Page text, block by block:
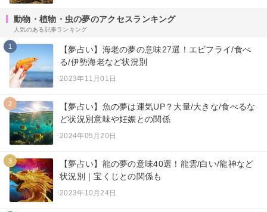
動物・植物・虫の夢のアクセスランキング
人気のある記事ランキング
1
【夢占い】海老の夢の意味27選！エビフライ/食べ
る/伊勢海老など状況別
2023年11月01日
2
【夢占い】魚の夢は運気UP？大量/大きな/食べるな
ど状況別意味や妊娠との関係
2024年05月20日
3
【夢占い】龍の夢の意味40選！龍雲/白い/龍神など
状況別｜宝くじとの関係も
2023年10月24日